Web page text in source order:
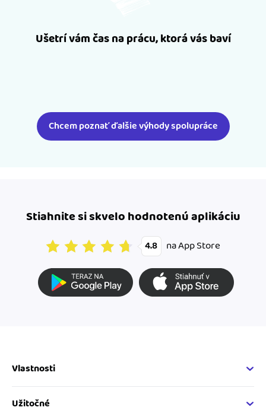
Ušetrí vám čas na prácu, ktorá vás baví
Chcem poznať ďalšie výhody spolupráce
Stiahnite si skvelo hodnotenú aplikáciu
4.8 na App Store
Vlastnosti
Fakturačné vlastnosti
Online fakturácia
Užitočné